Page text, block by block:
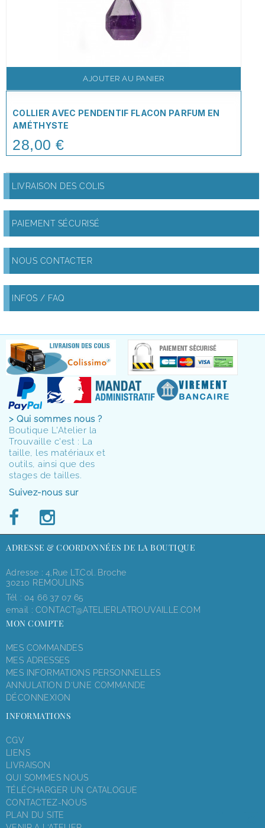
AJOUTER AU PANIER
COLLIER AVEC PENDENTIF FLACON PARFUM EN
AMÉTHYSTE
Price
28,00 €
LIVRAISON DES COLIS
PAIEMENT SÉCURISÉ
NOUS CONTACTER
INFOS / FAQ
> Qui sommes nous ?
Boutique L'Atelier la
Trouvaille c'est : La
taille, les matériaux et
outils, ainsi que des
stages de tailles.
Suivez-nous sur
ADRESSE & COORDONNÉES DE LA BOUTIQUE
Adresse : 4,rue LT.Col. Broche
30210 REMOULINS
Tél : 04 66 37 07 65
email : CONTACT@ATELIERLATROUVAILLE.COM
MON COMPTE
MES COMMANDES
MES ADRESSES
MES INFORMATIONS PERSONNELLES
ANNULATION D'UNE COMMANDE
DÉCONNEXION
INFORMATIONS
CGV
LIENS
LIVRAISON
QUI SOMMES NOUS
TÉLÉCHARGER UN CATALOGUE
CONTACTEZ-NOUS
PLAN DU SITE